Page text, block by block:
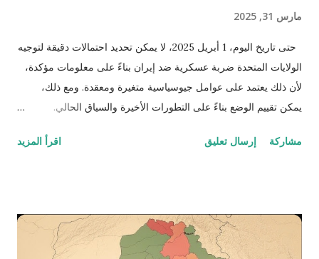
مارس 31, 2025
حتى تاريخ اليوم، 1 أبريل 2025، لا يمكن تحديد احتمالات دقيقة لتوجيه
الولايات المتحدة ضربة عسكرية ضد إيران بناءً على معلومات مؤكدة،
لأن ذلك يعتمد على عوامل جيوسياسية متغيرة ومعقدة. ومع ذلك،
يمكن تقييم الوضع بناءً على التطورات الأخيرة والسياق الحالي.
بشكل دوري بسبب قضايا مثل البرنامج النووي الإيراني، دعم إيران
اتفاق جديد مع واشنطن بشأن برنامجها النووي. هذا التهديد يعكس
سياسة "الضغط الأقصى" التي يتبناها ترامب، لكن التحول من التهديدات
مشاركة إرسال تعليق اقرأ المزيد